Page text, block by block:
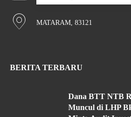
MATARAM, 83121
BERITA TERBARU
Dana BTT NTB
Muncul di LHP